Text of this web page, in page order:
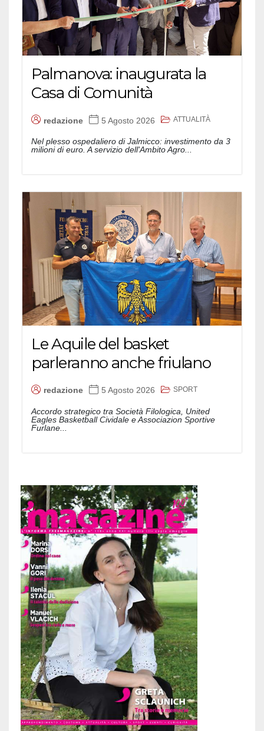
Palmanova: inaugurata la
Casa di Comunità
redazione 5 Agosto 2026 ATTUALITÀ
Nel plesso ospedaliero di Jalmicco: investimento da 3
milioni di euro. A servizio dell'Ambito Agro...
Le Aquile del basket
parleranno anche friulano
redazione 5 Agosto 2026 SPORT
Accordo strategico tra Società Filologica, United
Eagles Basketball Cividale e Associazion Sportive
Furlane...